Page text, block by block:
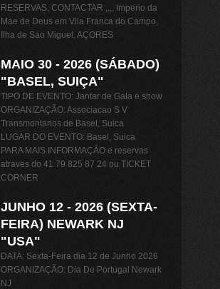
RESERVAS, CONTACTAR ,,,, Imperio da
Mae de Deus em Vila Franca do Campo,
Ilha de Sao Miguel, AÇORES
MAIO 30 - 2026 (SÁBADO)
"BASEL, SUIÇA"
TIPO DE EVENTO: Jantar de Gala e show
ORGANIZAÇÃO: Associacao S V
Transmontanos de Basel, Suica
LUGAR DO EVENTO: Basel, Suica
PARA MAIS INFORMAÇÃO e reservas
atraves do 41 79 825 87 24 ou TICKET
CORNER
JUNHO 12 - 2026 (SEXTA-
FEIRA) NEWARK NJ
"USA"
DATA: Sexta-Feira dia 12 de Junho 2026
ORGANIZAÇÃO: Dia De Portugal Newark
NJ